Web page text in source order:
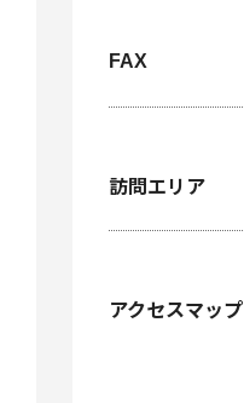
FAX
訪問エリア
アクセスマップ